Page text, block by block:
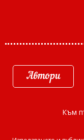
Автори
Към